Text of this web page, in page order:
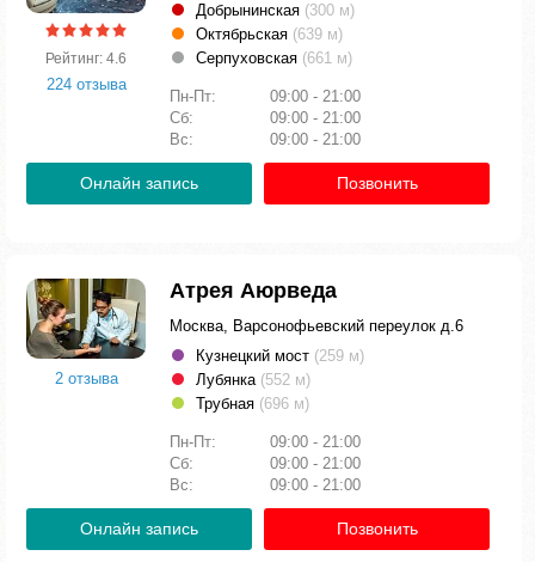
Рейтинг: 4.6
224 отзыва
Добрынинская (300 м)
Октябрьская (639 м)
Серпуховская (661 м)
Пн-Пт:
09:00 - 21:00
Сб:
09:00 - 21:00
Вс:
09:00 - 21:00
Онлайн запись Позвонить
2 отзыва
Атрея Аюрведа
Москва, Варсонофьевский переулок д.6
Кузнецкий мост (259 м)
Лубянка (552 м)
Трубная (696 м)
Пн-Пт:
09:00 - 21:00
Сб:
09:00 - 21:00
Вс:
09:00 - 21:00
Онлайн запись Позвонить